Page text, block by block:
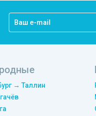
→ Таллин